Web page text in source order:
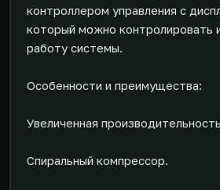
контроллером управления с
который можно контролировать
работу системы.
Особенности и преимущества:
Увеличенная
Спиральный компрессор.